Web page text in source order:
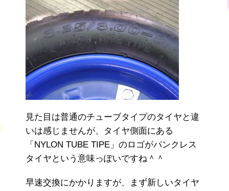
見た目は普通のチューブタイプのタイヤと違
いは感じませんが、タイヤ側面にある
「NYLON TUBE TIPE」のロゴがパンクレス
タイヤという意味っぽいですね＾＾
早速交換にかかりますが、まず新しいタイヤ